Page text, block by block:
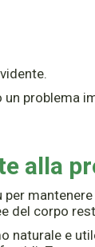
problema
alla
per
del corpo
naturale e